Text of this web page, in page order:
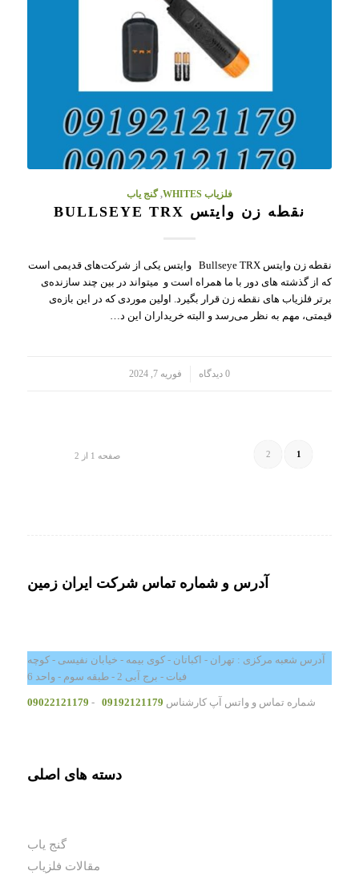
فلزیاب WHITES ,گنج یاب
نقطه زن وایتس BULLSEYE TRX
نقطه زن وایتس Bullseye TRX وایتس یکی از شرکت‌های قدیمی است
که از گذشته های دور با ما همراه است و میتواند در بین چند سازنده‌ی
برتر فلزیاب های نقطه زن قرار بگیرد. اولین موردی که در این بازه‌ی
قیمتی، مهم به نظر می‌رسد و البته خریداران این د…
0 دیدگاه فوریه 7, 2024
صفحه 1 از 2 1
2
آدرس و شماره تماس شرکت ایران زمین
آدرس شعبه مرکزی : تهران - اکباتان - کوی بیمه - خیابان نفیسی - کوچه
فیات - برج آبی 2 - طبقه سوم - واحد 6
شماره تماس و واتس آپ کارشناس 09192121179
-
09022121179
دسته های اصلی
گنج یاب
مقالات فلزیاب